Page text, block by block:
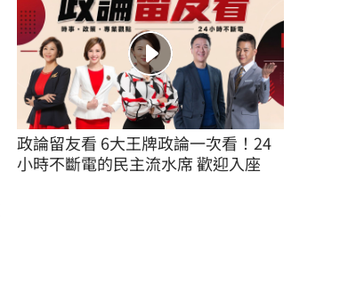
政論留友看 6大王牌政論一次看！24
小時不斷電的民主流水席 歡迎入座